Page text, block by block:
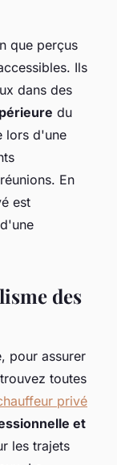
que perçus
Ils
dans des
du
lors d'une
En
est
des
pour assurer
toutes
privé
et
les trajets